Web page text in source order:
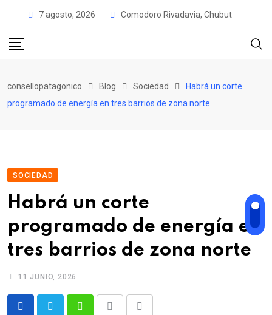
content
7 agosto, 2026 Comodoro Rivadavia, Chubut
consellopatagonico Blog Sociedad
Habrá un corte
programado de energía en tres barrios de zona norte
SOCIEDAD
Habrá un corte
programado de energía en
tres barrios de zona norte
11 JUNIO, 2026